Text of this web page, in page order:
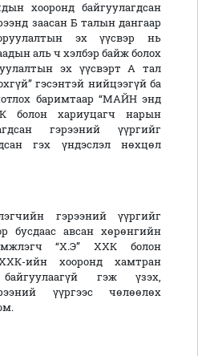
хооронд байгуулагдсан
заасан Б талын дангаар
эх үүсвэр нь
аль ч хэлбэр байж болох
эх үүсвэрт А тал
гэсэнтэй нийцээгүй ба
баримтаар “МАЙН энд
болон хариуцагч нарын
гэрээний үүргийг
гэх үндэслэл нөхцөл
гэрээний үүргийг
бусдаас авсан хөрөнгийн
“Х.Э” ХХК болон
ийн хооронд хамтран
гэж үзэх,
үүргээс чөлөөлөх